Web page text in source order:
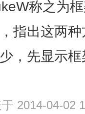
称之为
指出这两
，先显示
2014-04-02